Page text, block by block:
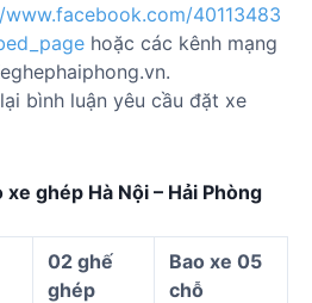
40113483
hoặc các kênh mạng
bình luận yêu cầu đặt xe
ghép Hà Nội – Hải Phòng
02 ghế
ghép
Bao xe 05
chỗ